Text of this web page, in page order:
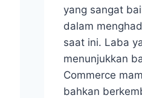
yang sangat
dalam
saat ini. Laba
menunjukkan
Commerce
bahkan